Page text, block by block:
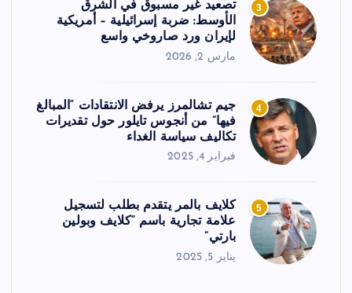
3
تصعيد غير مسبوق في الشرق
الأوسط: ضربة إسرائيلية – أمريكية
لإيران ورد صاروخي واسع
مارس 2, 2026
4
جيم تشالمرز يرفض الانتقادات “المبالغ
فيها” من أنجوس تايلور حول تقديرات
تكاليف سياسة الغداء
فبراير 4, 2025
5
كلايف بالمر يتقدم بطلب لتسجيل
علامة تجارية باسم “كلايف وبولين
بارتي”
يناير 5, 2025